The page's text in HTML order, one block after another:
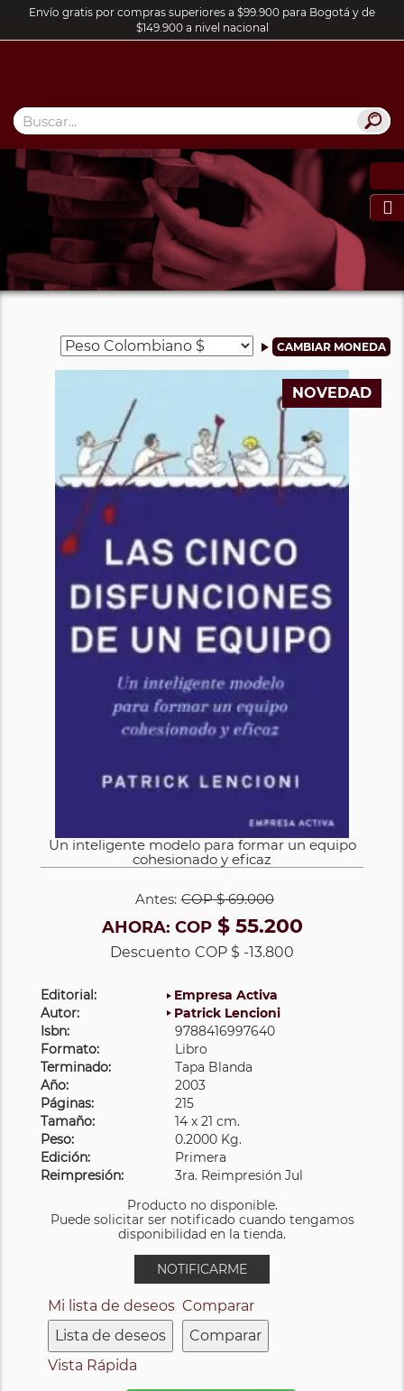
Envío gratis por compras superiores a $99.900 para Bogotá y de
$149.900 a nivel nacional

NOVEDAD
Un inteligente modelo para formar un equipo
cohesionado y eficaz
Antes: COP$ 69.000
AHORA: COP$ 55.200
Descuento COP $ -13.800
Editorial:
Empresa Activa
Autor:
Patrick Lencioni
Isbn:
9788416997640
Formato:
Libro
Terminado:
Tapa Blanda
Año:
2003
Páginas:
215
Tamaño:
14 x 21 cm.
Peso:
0.2000 Kg.
Edición:
Primera
Reimpresión:
3ra. Reimpresión Jul
Producto no disponible.
Puede solicitar ser notificado cuando tengamos
disponibilidad en la tienda.
NOTIFICARME
Mi lista de deseos
Lista de deseos
Comparar
Comparar
Vista Rápida